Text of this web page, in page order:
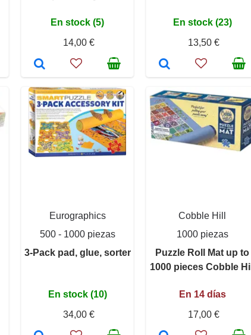
En stock (5)
14,00 €
En stock (23)
13,50 €
Eurographics
500 - 1000 piezas
3-Pack pad, glue, sorter
En stock (10)
34,00 €
Cobble Hill
1000 piezas
Puzzle Roll Mat up to
1000 pieces Cobble Hill
En 14 días
17,00 €